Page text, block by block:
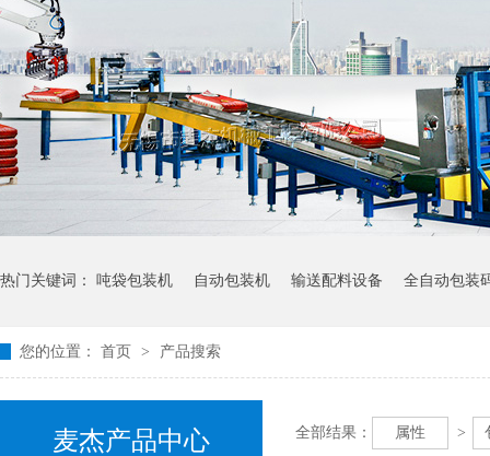
热门关键词： 吨袋包装机 自动包装机 输送配料设备 全自动包装
您的位置： 首页 > 产品搜索
麦杰产品中心 全部结果： 属性 >